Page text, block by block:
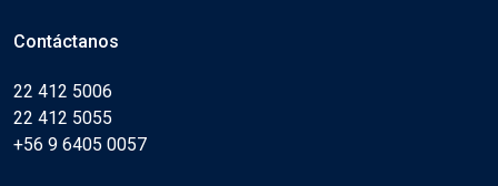
Contáctanos
22 412 5006
22 412 5055
+56 9 6405 0057